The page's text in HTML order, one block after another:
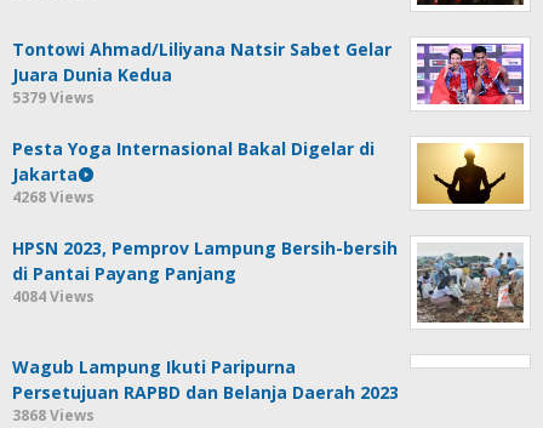
Tontowi Ahmad/Liliyana Natsir Sabet Gelar
Juara Dunia Kedua
5379 Views
Pesta Yoga Internasional Bakal Digelar di
Jakarta
4268 Views
HPSN 2023, Pemprov Lampung Bersih-bersih
di Pantai Payang Panjang
4084 Views
Wagub Lampung Ikuti Paripurna
Persetujuan RAPBD dan Belanja Daerah 2023
3868 Views